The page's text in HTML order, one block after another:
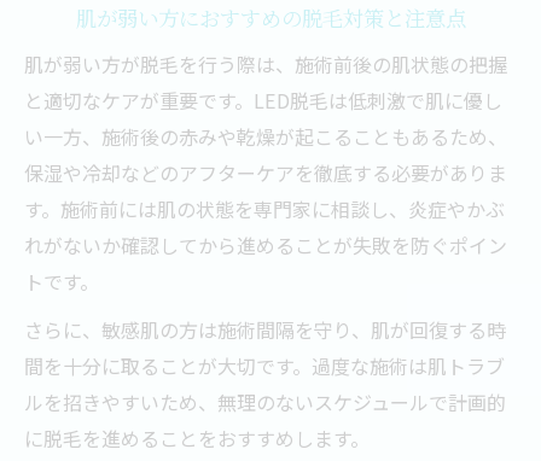
肌が弱い方におすすめの脱毛対策と注意点
肌が弱い方が脱毛を行う際は、施術前後の肌状態の把握
と適切なケアが重要です。LED脱毛は低刺激で肌に優し
い一方、施術後の赤みや乾燥が起こることもあるため、
保湿や冷却などのアフターケアを徹底する必要がありま
す。施術前には肌の状態を専門家に相談し、炎症やかぶ
れがないか確認してから進めることが失敗を防ぐポイン
トです。
さらに、敏感肌の方は施術間隔を守り、肌が回復する時
間を十分に取ることが大切です。過度な施術は肌トラブ
ルを招きやすいため、無理のないスケジュールで計画的
に脱毛を進めることをおすすめします。